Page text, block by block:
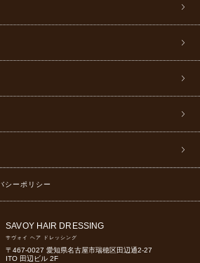
シーポリシー
SAVOY HAIR DRESSING
サヴォイ ヘア ドレッシング
〒467-0027 愛知県名古屋市瑞穂区田辺通2-27
ITO 田辺ビル 2F